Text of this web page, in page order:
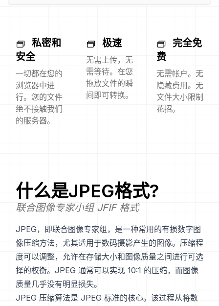
私密和
安全
一切都在您的
浏览器中进
行。您的文件
绝不接触我们
的服务器。
极速
无需上传，无
需等待。在您
拖放文件的瞬
间即可转换。
完全免
费
无需帐户。无
隐藏费用。无
文件大小限制
花招。
什么是JPEG格式?
联合图像专家小组 JFIF 格式
JPEG，即联合图像专家组，是一种常用的有损数字图
像压缩方法，尤其适用于数码摄影产生的图像。压缩程
度可以调整，允许在存储大小和图像质量之间进行可选
择的权衡。JPEG 通常可以实现 10:1 的压缩，而图像
质量几乎没有明显损失。
JPEG 压缩算法是 JPEG 标准的核心。该过程从将数